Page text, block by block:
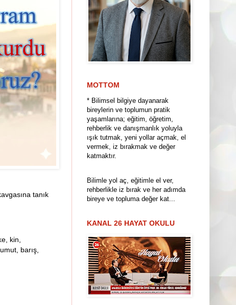
tanık
kin,
barış,
MOTTOM
* Bilimsel bilgiye dayanarak
bireylerin ve toplumun pratik
yaşamlarına; eğitim, öğretim,
rehberlik ve danışmanlık yoluyla
ışık tutmak, yeni yollar açmak, el
vermek, iz bırakmak ve değer
katmaktır.
Bilimle yol aç, eğitimle el ver,
rehberlikle iz bırak ve her adımda
bireye ve topluma değer kat...
KANAL 26 HAYAT OKULU